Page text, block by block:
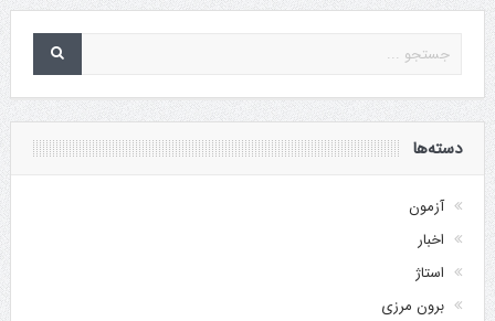
دسته‌ها
آزمون
اخبار
استاژ
برون مرزی